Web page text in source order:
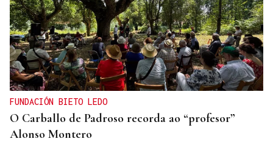
FUNDACIÓN BIETO LEDO
O Carballo de Padroso recorda ao “profesor”
Alonso Montero